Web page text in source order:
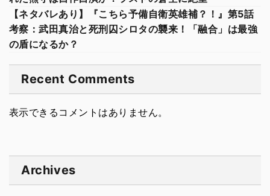
【ネタバレあり】『こちら予備自衛英雄補？！』第5話
考察：武田真治と死刑囚シロタの襲来！「融合」は最強
の盾になるか？
Recent Comments
表示できるコメントはありません。
Archives